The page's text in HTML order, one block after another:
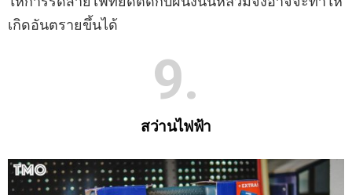
เกิดอันตรายขึ้นได้
9
สว่านไฟฟ้า